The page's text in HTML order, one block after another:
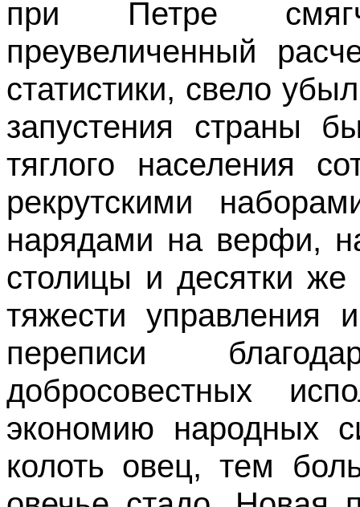
при Петре
преувеличенный
статистики, свело
запустения страны
тяглого населения
рекрутскими
нарядами на верфи,
столицы и десятки
тяжести управления
переписи
добросовестных
экономию народных
колоть овец, тем